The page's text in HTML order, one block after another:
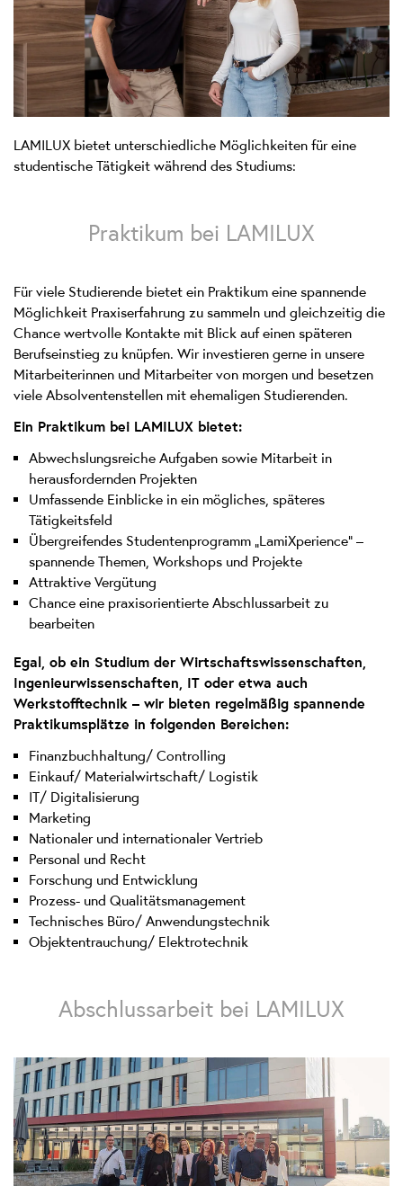
Usercentrics
Consent
Management
Platform
LAMILUX bietet unterschiedliche Möglichkeiten für eine
studentische Tätigkeit während des Studiums:
Praktikum bei LAMILUX
Für viele Studierende bietet ein Praktikum eine spannende
Möglichkeit Praxiserfahrung zu sammeln und gleichzeitig die
Chance wertvolle Kontakte mit Blick auf einen späteren
Berufseinstieg zu knüpfen. Wir investieren gerne in unsere
Mitarbeiterinnen und Mitarbeiter von morgen und besetzen
viele Absolventenstellen mit ehemaligen Studierenden.
Ein Praktikum bei LAMILUX bietet:
Abwechslungsreiche Aufgaben sowie Mitarbeit in
herausfordernden Projekten
Umfassende Einblicke in ein mögliches, späteres
Tätigkeitsfeld
Übergreifendes Studentenprogramm „LamiXperience“ –
spannende Themen, Workshops und Projekte
Attraktive Vergütung
Chance eine praxisorientierte Abschlussarbeit zu
bearbeiten
Egal, ob ein Studium der Wirtschaftswissenschaften,
Ingenieurwissenschaften, IT oder etwa auch
Werkstofftechnik – wir bieten regelmäßig spannende
Praktikumsplätze in folgenden Bereichen:
Finanzbuchhaltung/ Controlling
Einkauf/ Materialwirtschaft/ Logistik
IT/ Digitalisierung
Marketing
Nationaler und internationaler Vertrieb
Personal und Recht
Forschung und Entwicklung
Prozess- und Qualitätsmanagement
Technisches Büro/ Anwendungstechnik
Objektentrauchung/ Elektrotechnik
Abschlussarbeit bei LAMILUX